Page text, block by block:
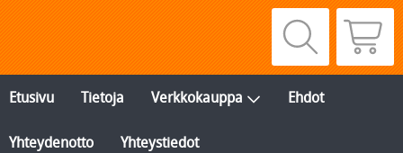
Etusivu Tietoja Verkkokauppa Ehdot
Yhteydenotto Yhteystiedot